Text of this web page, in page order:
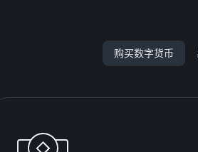
购买数字货币